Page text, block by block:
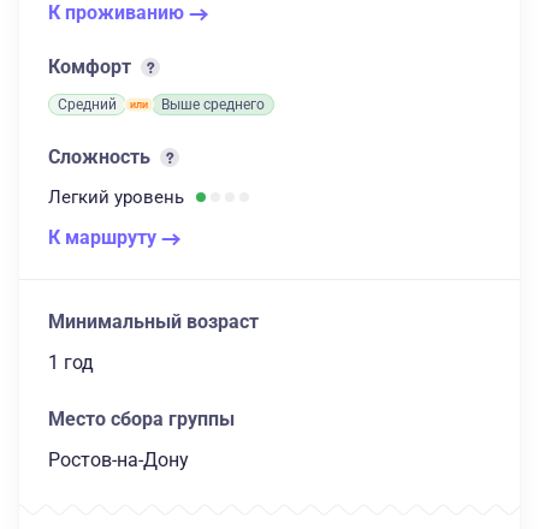
К проживанию
Комфорт
Средний Выше среднего
Сложность
Легкий уровень
К маршруту
Минимальный возраст
1 год
Место сбора группы
Ростов-на-Дону